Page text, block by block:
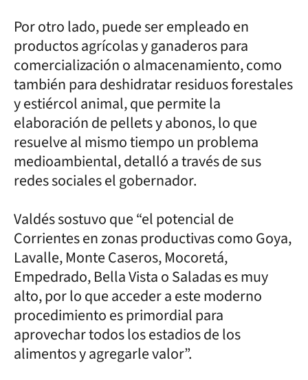
Por otro lado, puede ser empleado en
productos agrícolas y ganaderos para
comercialización o almacenamiento, como
también para deshidratar residuos forestales
y estiércol animal, que permite la
elaboración de pellets y abonos, lo que
resuelve al mismo tiempo un problema
medioambiental, detalló a través de sus
redes sociales el gobernador.
Valdés sostuvo que “el potencial de
Corrientes en zonas productivas como Goya,
Lavalle, Monte Caseros, Mocoretá,
Empedrado, Bella Vista o Saladas es muy
alto, por lo que acceder a este moderno
procedimiento es primordial para
aprovechar todos los estadios de los
alimentos y agregarle valor”.